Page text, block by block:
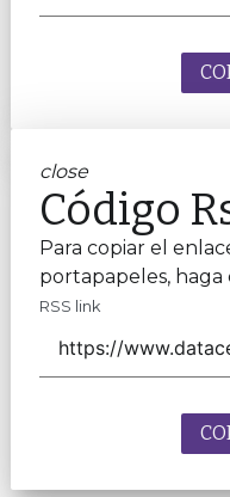
close
Código
Para copiar el
portapapeles, haga
RSS link